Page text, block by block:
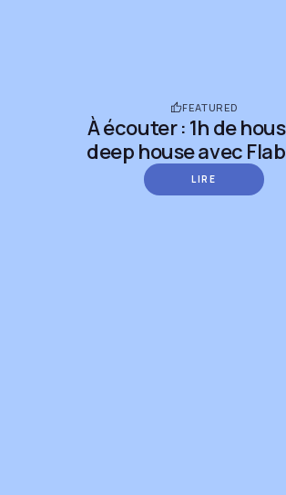
FEATURED
À écouter : 1h de
deep house avec
LIRE